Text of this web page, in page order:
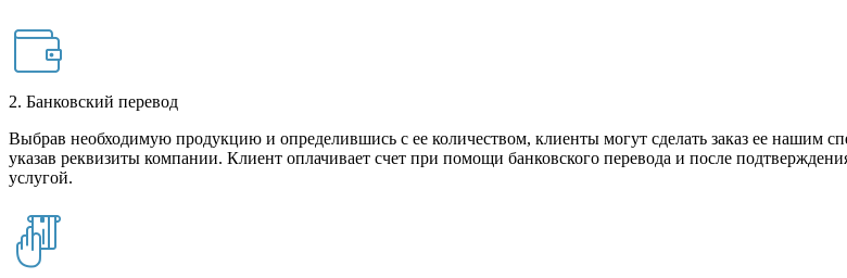
2. Банковский перевод
Выбрав необходимую продукцию и определившись с ее количеством, клиенты могут сделать заказ ее нашим
указав реквизиты компании. Клиент оплачивает счет при помощи банковского перевода и после
услугой.